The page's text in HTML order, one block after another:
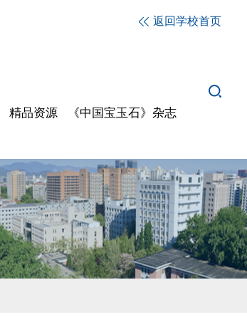
返回学校首页
精品资源 《中国宝玉石》杂志